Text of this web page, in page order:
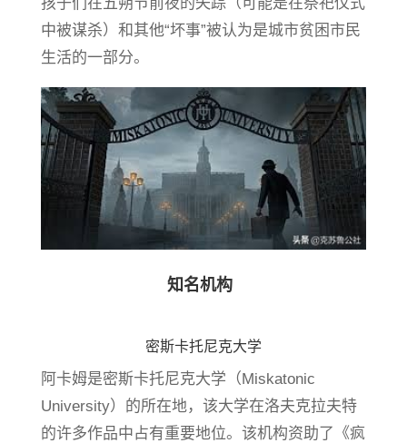
中被谋杀）和其他“坏事”被认为是城市贫困市民
生活的一部分。
知名机构
密斯卡托尼克大学
阿卡姆是密斯卡托尼克大学（Miskatonic
University）的所在地，该大学在洛夫克拉夫特
的许多作品中占有重要地位。该机构资助了《疯